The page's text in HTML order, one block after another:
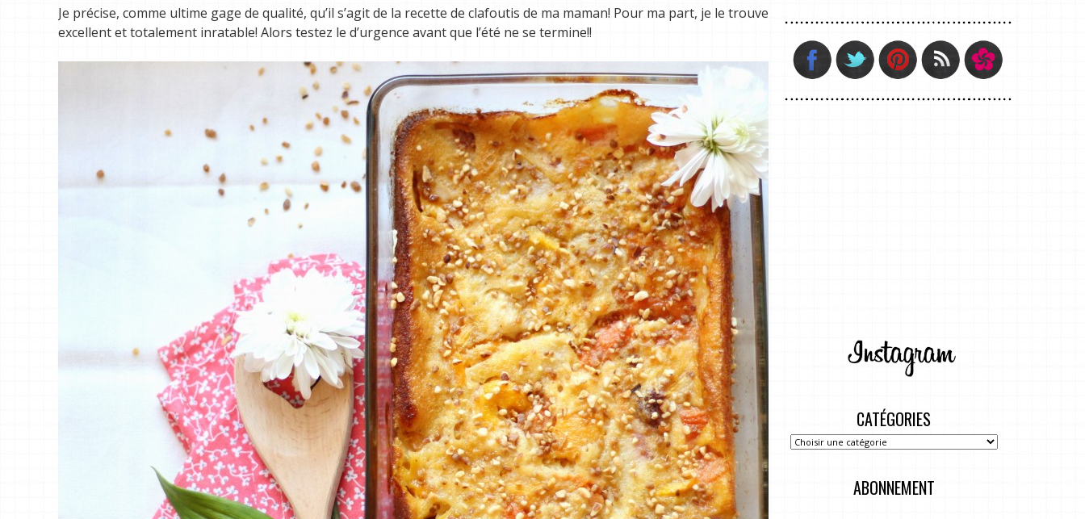
Je précise, comme ultime gage de qualité, qu’il s’agit de la recette de clafoutis de ma maman! Pour ma part, je le trouve
excellent et totalement inratable! Alors testez le d’urgence avant que l’été ne se termine!!
CATÉGORIES
ABONNEMENT